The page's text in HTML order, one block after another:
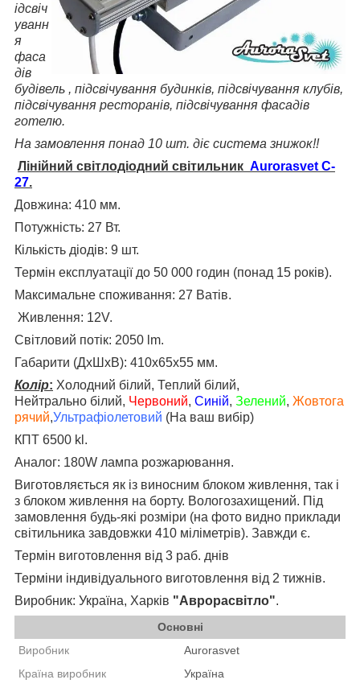
ідсвіч
уванн
я
фаса
дів
будівель , підсвічування будинків, підсвічування клубів,
підсвічування ресторанів, підсвічування фасадів
готелю.
На замовлення понад 10 шт. діє система знижок!!
Лінійний світлодіодний світильник Aurorasvet C-
27.
Довжина: 410 мм.
Потужність: 27 Вт.
Кількість діодів: 9 шт.
Термін експлуатації до 50 000 годин (понад 15 років).
Максимальне споживання: 27 Ватів.
Живлення: 12V.
Світловий потік: 2050 lm.
Габарити (ДхШхВ): 410х65х55 мм.
Колір: Холодний білий, Теплий білий,
Нейтрально білий, Червоний, Синій, Зелений, Жовтога
рячий,Ультрафіолетовий (На ваш вибір)
КПТ 6500 kl.
Аналог: 180W лампа розжарювання.
Виготовляється як із виносним блоком живлення, так і
з блоком живлення на борту. Вологозахищений. Під
замовлення будь-які розміри (на фото видно приклади
світильника завдовжки 410 міліметрів). Завжди є.
Термін виготовлення від 3 раб. днів
Терміни індивідуального виготовлення від 2 тижнів.
Виробник: Україна, Харків "Аврорасвітло".
Основні
Виробник
Aurorasvet
Країна виробник
Україна